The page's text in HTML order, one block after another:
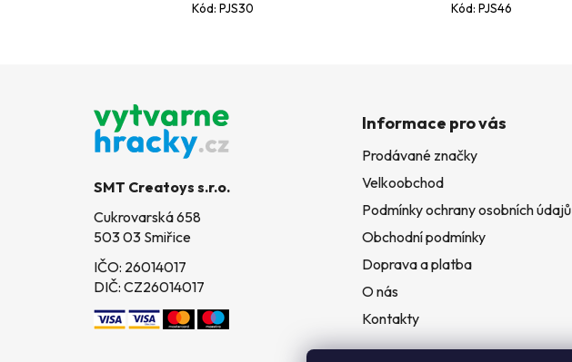
Kód:PJS30 Kód:PJS46
SMT Creatoys s.r.o.
Cukrovarská 658
503 03 Smiřice
IČO: 26014017
DIČ: CZ26014017
Informace pro vás
Prodávané značky
Velkoobchod
Podmínky ochrany osobních údajů
Obchodní podmínky
Doprava a platba
O nás
Kontakty